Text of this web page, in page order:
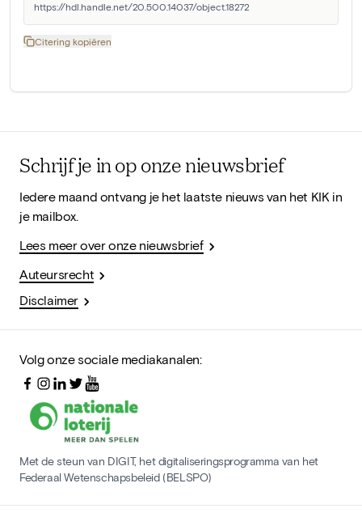
https://hdl.handle.net/20.500.14037/object.18272
Citering kopiëren
Schrijf je in op onze nieuwsbrief
Iedere maand ontvang je het laatste nieuws van het KIK in
je mailbox.
Lees meer over onze nieuwsbrief
Auteursrecht
Disclaimer
Volg onze sociale mediakanalen:
Met de steun van DIGIT, het digitaliseringsprogramma van het
Federaal Wetenschapsbeleid (BELSPO)